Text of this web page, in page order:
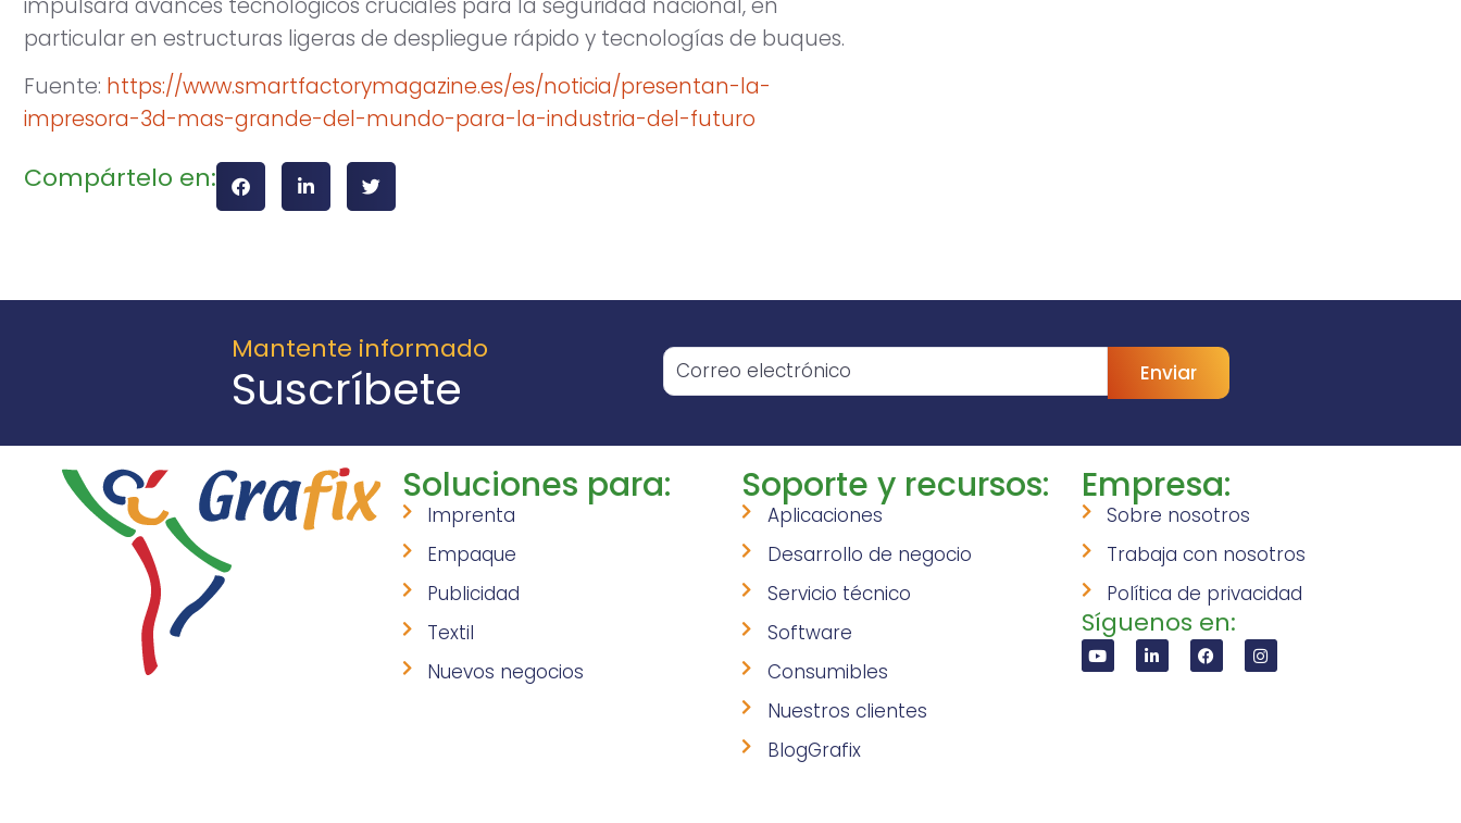
particular en estructuras ligeras de despliegue rápido y tecnologías de buques.
Fuente: https://www.smartfactorymagazine.es/es/noticia/presentan-la-
impresora-3d-mas-grande-del-mundo-para-la-industria-del-futuro
Compártelo en:
Mantente informado
Suscríbete Enviar
Soluciones para:
Imprenta
Empaque
Publicidad
Textil
Nuevos negocios
Soporte y recursos:
Aplicaciones
Desarrollo de negocio
Servicio técnico
Software
Consumibles
Nuestros clientes
BlogGrafix
Empresa:
Sobre nosotros
Trabaja con nosotros
Política de privacidad
Síguenos en: